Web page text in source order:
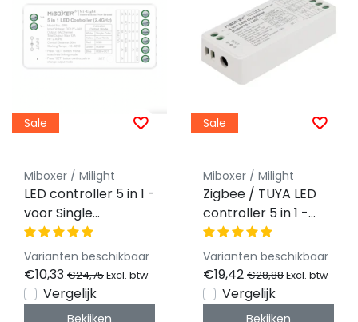
Sale
Miboxer / Milight
LED controller 5 in 1 -
voor Single
Color/Dual
White/RGB/RGBW/RGBWW/RGBCCT
LED strips 12-24v -
SR5
Varianten beschikbaar
€10,33 €24,75Excl. btw
Vergelijk
Bekijken
Sale
Miboxer / Milight
Zigbee / TUYA LED
controller 5 in 1 -
voor Single
Color/Dual
White/RGB/RGBW/
LED strips 12-24v -
SZ5
Varianten beschikbaar
€19,42 €28,88Excl. btw
Vergelijk
Bekijken